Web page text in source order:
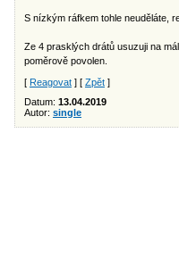
S nízkým ráfkem tohle neuděláte,
Ze 4 prasklých drátů usuzuji na
poměrově povolen.
[ Reagovat ] [ Zpět ]
Datum: 13.04.2019
Autor: single